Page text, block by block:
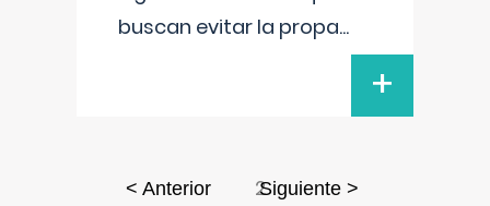
buscan evitar la propa...
+
< Anterior 2Siguiente >